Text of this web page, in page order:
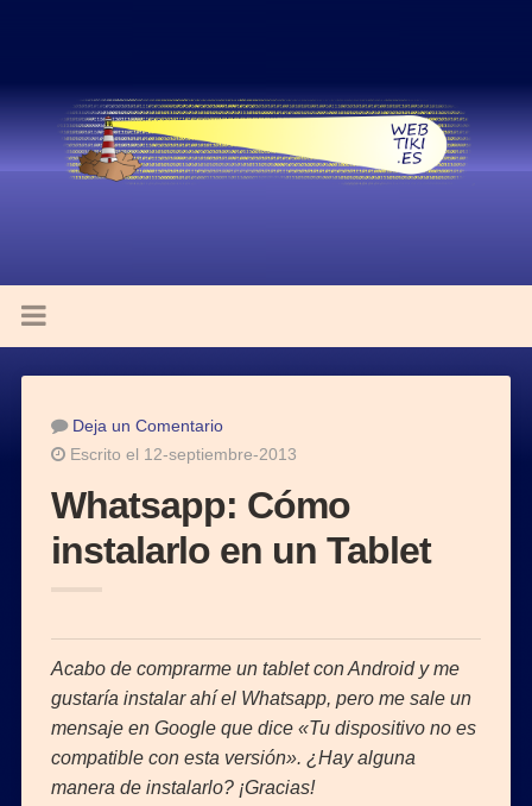
Deja un Comentario
Escrito el 12-septiembre-2013
Whatsapp: Cómo
instalarlo en un Tablet
Acabo de comprarme un tablet con Android y me
gustaría instalar ahí el Whatsapp, pero me sale un
mensaje en Google que dice «Tu dispositivo no es
compatible con esta versión». ¿Hay alguna
manera de instalarlo? ¡Gracias!